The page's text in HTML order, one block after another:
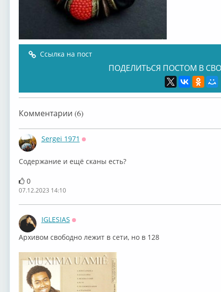
Ссылка на пост
ПОДЕЛИТЬСЯ ПОСТОМ В
Комментарии (6)
Sergei 1971
Содержание и ещё сканы есть?
0
07.12.2023 14:10
IGLESIAS
Архивом свободно лежит в сети, но в 128